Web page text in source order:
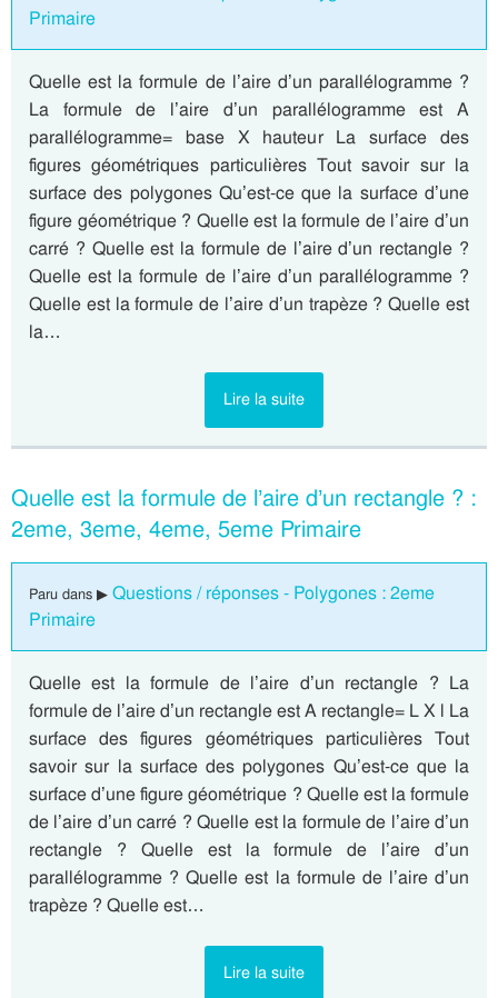
Primaire
Quelle est la formule de l’aire d’un parallélogramme ?
La formule de l’aire d’un parallélogramme est A
parallélogramme= base X hauteur La surface des
figures géométriques particulières Tout savoir sur la
surface des polygones Qu’est-ce que la surface d’une
figure géométrique ? Quelle est la formule de l’aire d’un
carré ? Quelle est la formule de l’aire d’un rectangle ?
Quelle est la formule de l’aire d’un parallélogramme ?
Quelle est la formule de l’aire d’un trapèze ? Quelle est
la…
Lire la suite
Quelle est la formule de l’aire d’un rectangle ? :
2eme, 3eme, 4eme, 5eme Primaire
Paru dans ▶ Questions / réponses - Polygones : 2eme
Primaire
Quelle est la formule de l’aire d’un rectangle ? La
formule de l’aire d’un rectangle est A rectangle= L X l La
surface des figures géométriques particulières Tout
savoir sur la surface des polygones Qu’est-ce que la
surface d’une figure géométrique ? Quelle est la formule
de l’aire d’un carré ? Quelle est la formule de l’aire d’un
rectangle ? Quelle est la formule de l’aire d’un
parallélogramme ? Quelle est la formule de l’aire d’un
trapèze ? Quelle est…
Lire la suite